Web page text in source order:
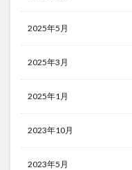
2025年5月
2025年3月
2025年1月
2023年10月
2023年5月